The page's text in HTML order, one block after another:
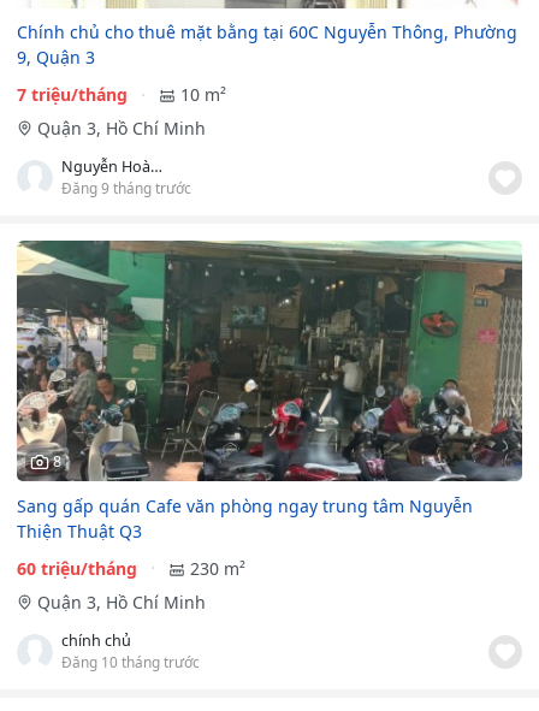
Chính chủ cho thuê mặt bằng tại 60C Nguyễn Thông, Phường
9, Quận 3
7 triệu/tháng
10 m²
Quận 3, Hồ Chí Minh
Nguyễn Hoàng Thanh
Đăng 9 tháng trước
8
Sang gấp quán Cafe văn phòng ngay trung tâm Nguyễn
Thiện Thuật Q3
60 triệu/tháng
230 m²
Quận 3, Hồ Chí Minh
chính chủ
Đăng 10 tháng trước